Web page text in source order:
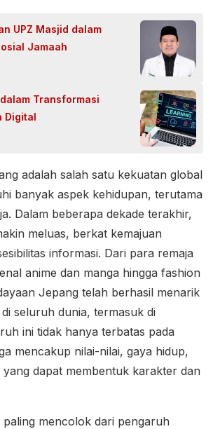
UPZ Masjid dalam
Jamaah
Transformasi
Digital
adalah salah satu kekuatan global
banyak aspek kehidupan, terutama
Dalam beberapa dekade terakhir,
meluas, berkat kemajuan
informasi. Dari para remaja
anime dan manga hingga fashion
Jepang telah berhasil menarik
seluruh dunia, termasuk di
ini tidak hanya terbatas pada
mencakup nilai-nilai, gaya hidup,
dapat membentuk karakter dan
paling mencolok dari pengaruh